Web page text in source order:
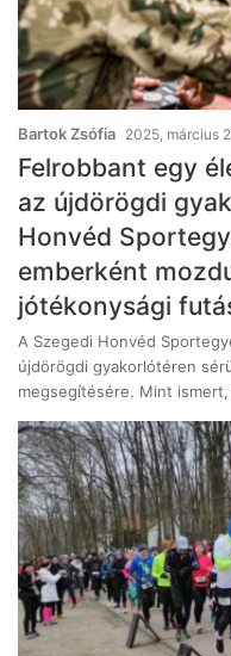
Bartok Zsófia 2025, március
Felrobbant egy
az újdörögdi
Honvéd
emberként
jótékonysági
A Szegedi Honvéd
újdörögdi gyakorlótéren
megsegítésére. Mint